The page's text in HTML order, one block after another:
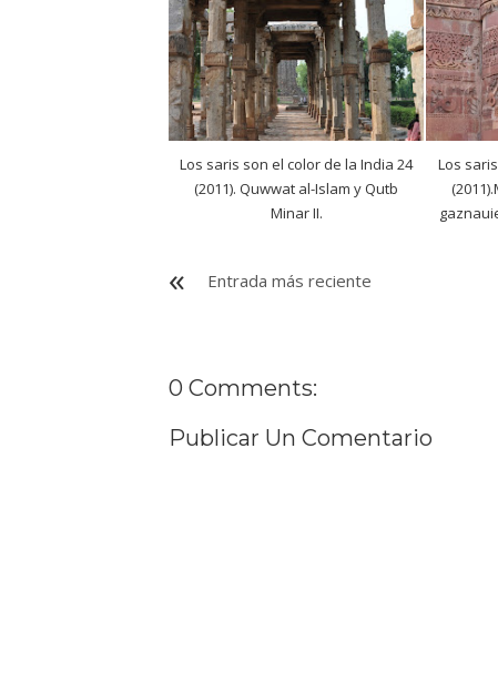
Los saris son el color de la India 24
(2011). Quwwat al-Islam y Qutb
Minar II.
Los
Entrada más reciente
0 Comments:
Publicar Un Comentario